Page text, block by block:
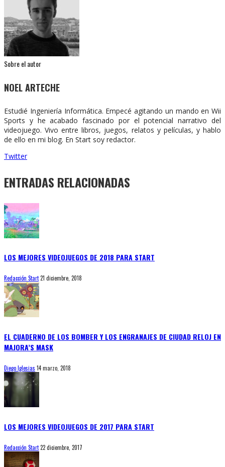
Sobre el autor
NOEL ARTECHE
Estudié Ingeniería Informática. Empecé agitando un mando en Wii
Sports y he acabado fascinado por el potencial narrativo del
videojuego. Vivo entre libros, juegos, relatos y películas, y hablo
de ello en mi blog. En Start soy redactor.
Twitter
ENTRADAS RELACIONADAS
LOS MEJORES VIDEOJUEGOS DE 2018 PARA START
Redacción Start21 diciembre, 2018
EL CUADERNO DE LOS BOMBER Y LOS ENGRANAJES DE CIUDAD RELOJ EN
MAJORA’S MASK
Diego Iglesias 14 marzo, 2018
LOS MEJORES VIDEOJUEGOS DE 2017 PARA START
Redacción Start22 diciembre, 2017